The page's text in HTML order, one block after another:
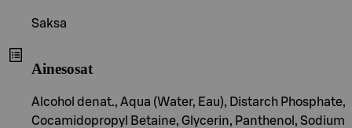
Saksa
Ainesosat
Alcohol denat., Aqua (Water, Eau), Distarch Phosphate,
Cocamidopropyl Betaine, Glycerin, Panthenol, Sodium